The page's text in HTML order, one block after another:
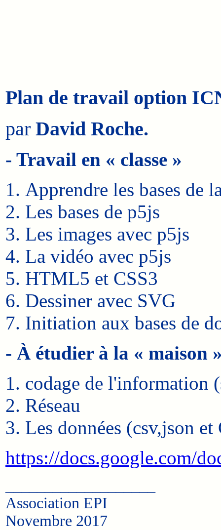
Plan de travail option
par David Roche.
- Travail en « classe »
Apprendre les bases de
Les bases de p5js
Les images avec p5js
La vidéo avec p5js
HTML5 et CSS3
Dessiner avec SVG
Initiation aux bases de
- À étudier à la « maison
codage de l'information
Réseau
Les données (csv,json et
https://docs.google.com/
Association EPI
Novembre 2017